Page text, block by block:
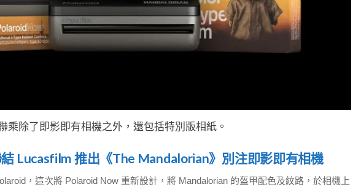
乘除了即影即有相機之外，還包括特別版相紙。
Lucasfilm 推出《The Mandalorian》別注即影即有相機
，這次將 Polaroid Now 重新設計，將 Mandalorian 的盔甲配色及紋路，於相機上